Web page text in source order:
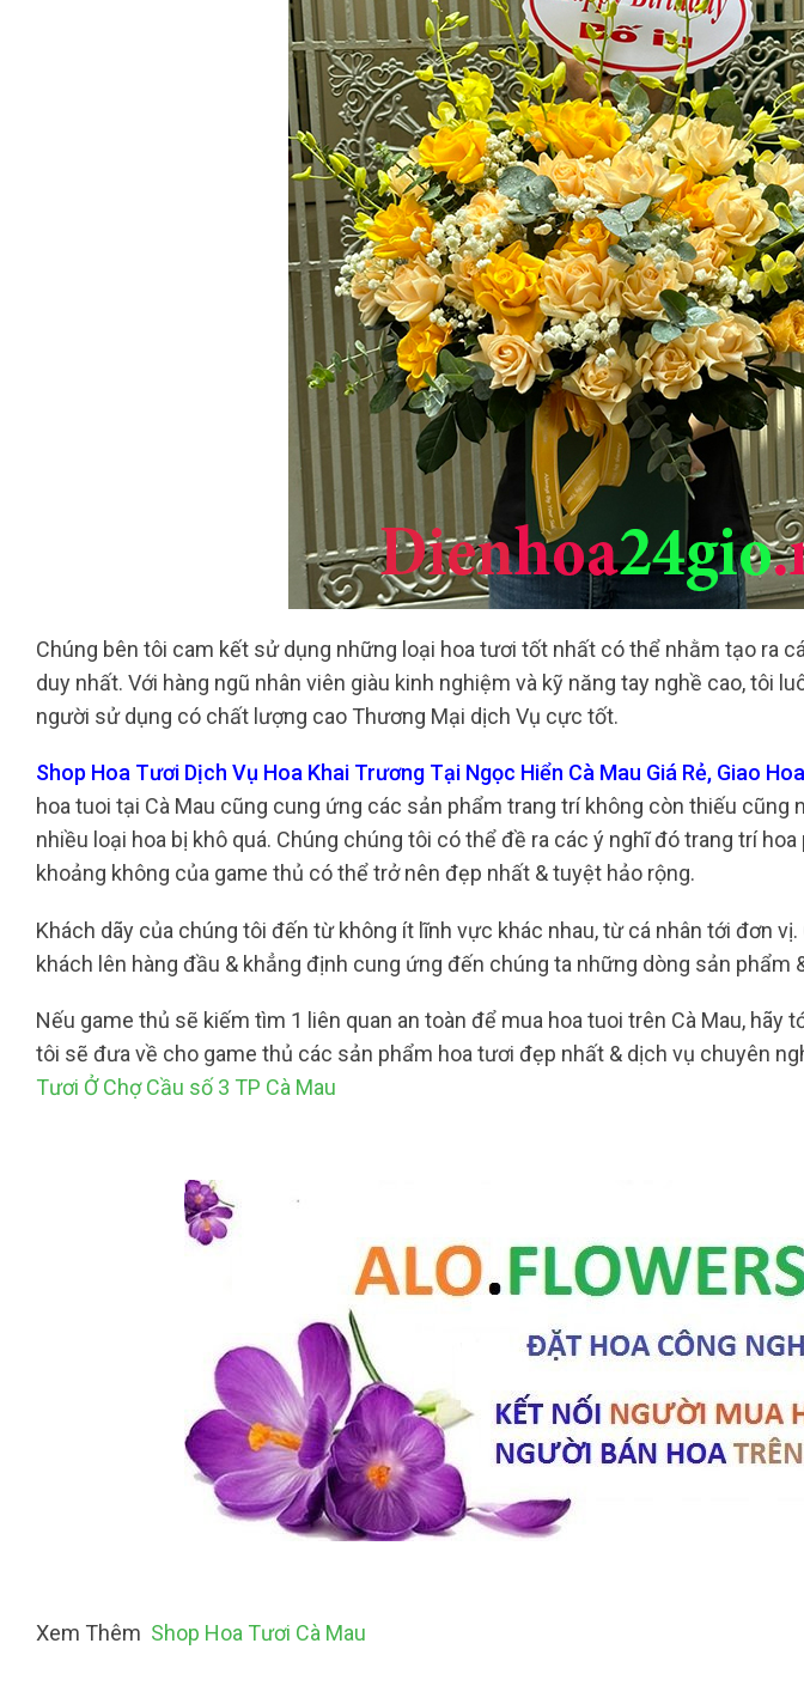
Chúng bên tôi cam kết sử dụng những loại hoa tươi tốt nhất có thể nhằm tạo ra
duy nhất. Với hàng ngũ nhân viên giàu kinh nghiệm và kỹ năng tay nghề cao, tôi
người sử dụng có chất lượng cao Thương Mại dịch Vụ cực tốt.
Shop Hoa Tươi Dịch Vụ Hoa Khai Trương Tại Ngọc Hiển Cà Mau Giá Rẻ, Giao
hoa tuoi tại Cà Mau cũng cung ứng các sản phẩm trang trí không còn thiếu cũng
nhiều loại hoa bị khô quá. Chúng chúng tôi có thể đề ra các ý nghĩ đó trang trí
khoảng không của game thủ có thể trở nên đẹp nhất & tuyệt hảo rộng.
Khách dãy của chúng tôi đến từ không ít lĩnh vực khác nhau, từ cá nhân tới đơn
khách lên hàng đầu & khẳng định cung ứng đến chúng ta những dòng sản phẩm
Nếu game thủ sẽ kiếm tìm 1 liên quan an toàn để mua hoa tuoi trên Cà Mau, hãy
tôi sẽ đưa về cho game thủ các sản phẩm hoa tươi đẹp nhất & dịch vụ chuyên
Tươi Ở Chợ Cầu số 3 TP Cà Mau
Xem Thêm Shop Hoa Tươi Cà Mau